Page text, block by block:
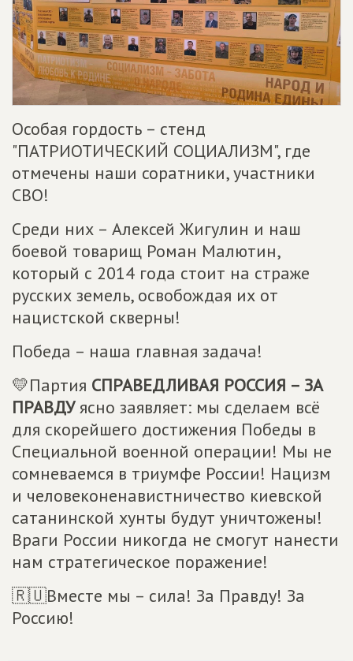
Особая гордость – стенд
"ПАТРИОТИЧЕСКИЙ СОЦИАЛИЗМ", где
отмечены наши соратники, участники
СВО!
Среди них – Алексей Жигулин и наш
боевой товарищ Роман Малютин,
который с 2014 года стоит на страже
русских земель, освобождая их от
нацистской скверны!
Победа – наша главная задача!
💛Партия СПРАВЕДЛИВАЯ РОССИЯ – ЗА
ПРАВДУясно заявляет: мы сделаем всё
для скорейшего достижения Победы в
Специальной военной операции! Мы не
сомневаемся в триумфе России! Нацизм
и человеконенавистничество киевской
сатанинской хунты будут уничтожены!
Враги России никогда не смогут нанести
нам стратегическое поражение!
🇷🇺Вместе мы – сила! За Правду! За
Россию!